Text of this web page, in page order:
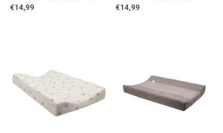
€14,99
€14,99